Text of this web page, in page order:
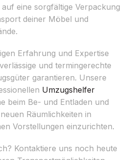
eine sorgfältige Verpackung
deiner Möbel und
Erfahrung und Expertise
und termingerechte
garantieren. Unsere
Umzugshelfer
beim Be- und Entladen und
Räumlichkeiten in
Vorstellungen einzurichten.
Kontaktiere uns noch heute